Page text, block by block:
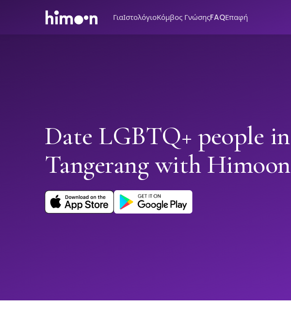
ΓιαΙστολόγιοΚόμβος ΓνώσηςFAQΕπαφή
Date LGBTQ+ people in
Tangerang with Himoon